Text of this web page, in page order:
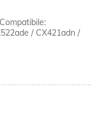
/ CX421adn /